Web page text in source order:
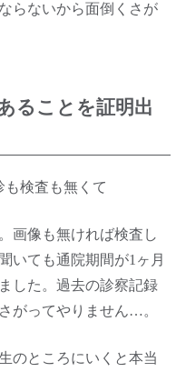
らないから面倒くさが
ることを証明出
も検査も無くて
画像も無ければ検査し
いても通院期間が1ヶ月
した。過去の診察記録
がってやりません…。
のところにいくと本当